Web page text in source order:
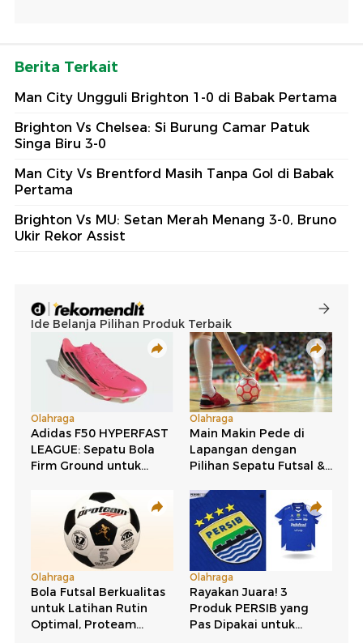
Berita Terkait
Man City Ungguli Brighton 1-0 di Babak Pertama
Brighton Vs Chelsea: Si Burung Camar Patuk
Singa Biru 3-0
Man City Vs Brentford Masih Tanpa Gol di Babak
Pertama
Brighton Vs MU: Setan Merah Menang 3-0, Bruno
Ukir Rekor Assist